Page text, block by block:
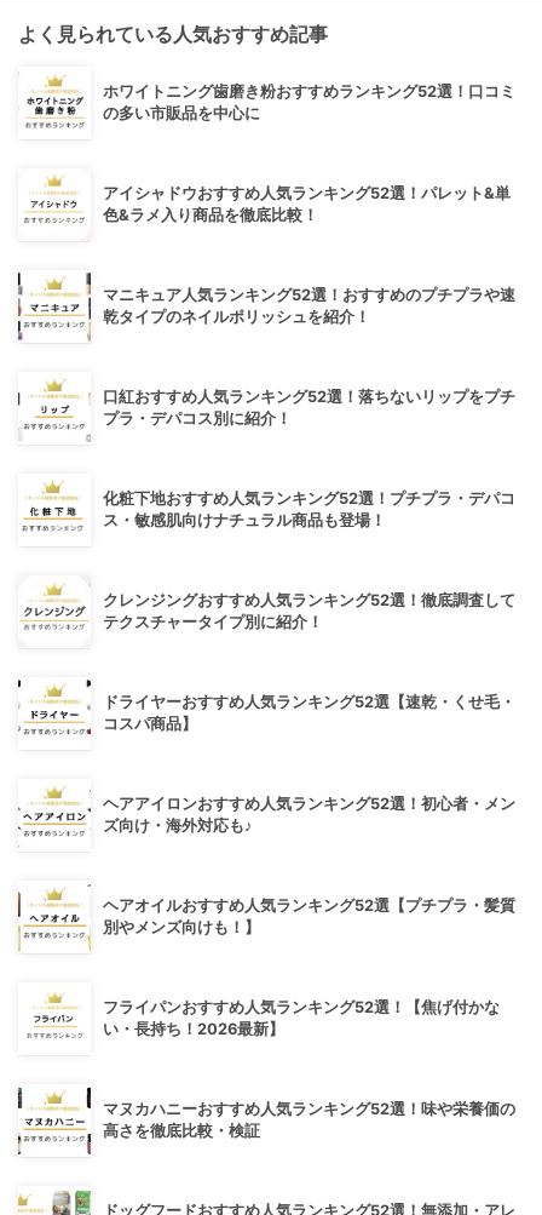
よく見られている人気おすすめ記事
ホワイトニング歯磨き粉おすすめランキング52選！口コミ
の多い市販品を中心に
アイシャドウおすすめ人気ランキング52選！パレット&単
色&ラメ入り商品を徹底比較！
マニキュア人気ランキング52選！おすすめのプチプラや速
乾タイプのネイルポリッシュを紹介！
口紅おすすめ人気ランキング52選！落ちないリップをプチ
プラ・デパコス別に紹介！
化粧下地おすすめ人気ランキング52選！プチプラ・デパコ
ス・敏感肌向けナチュラル商品も登場！
クレンジングおすすめ人気ランキング52選！徹底調査して
テクスチャータイプ別に紹介！
ドライヤーおすすめ人気ランキング52選【速乾・くせ毛・
コスパ商品】
ヘアアイロンおすすめ人気ランキング52選！初心者・メン
ズ向け・海外対応も♪
ヘアオイルおすすめ人気ランキング52選【プチプラ・髪質
別やメンズ向けも！】
フライパンおすすめ人気ランキング52選！【焦げ付かな
い・長持ち！2026最新】
マヌカハニーおすすめ人気ランキング52選！味や栄養価の
高さを徹底比較・検証
ドッグフードおすすめ人気ランキング52選！無添加・アレ